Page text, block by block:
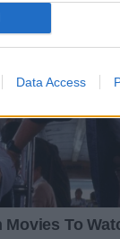
Data Access